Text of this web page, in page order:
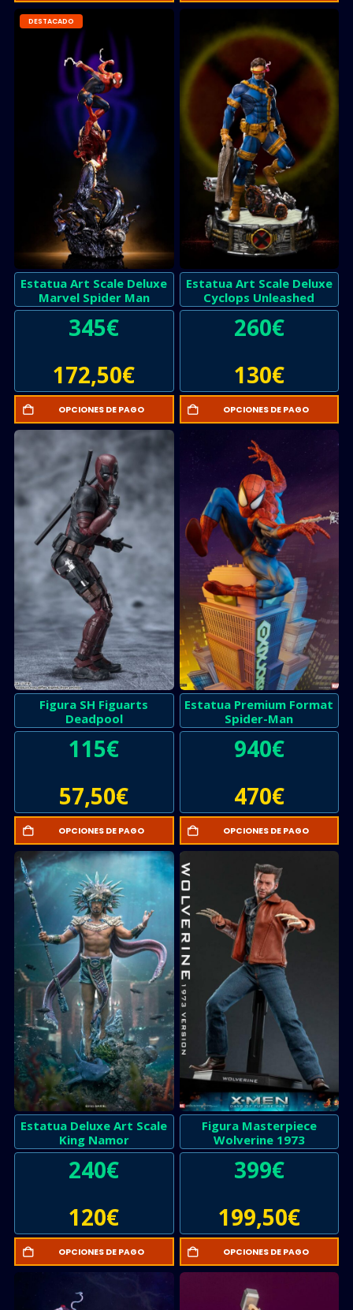
DESTACADO
Estatua Art Scale Deluxe
Marvel Spider Man
345€
172,50€
OPCIONES DE PAGO
Estatua Art Scale Deluxe
Cyclops Unleashed
260€
130€
OPCIONES DE PAGO
Figura SH Figuarts
Deadpool
115€
57,50€
OPCIONES DE PAGO
Estatua Premium Format
Spider-Man
940€
470€
OPCIONES DE PAGO
Estatua Deluxe Art Scale
King Namor
240€
120€
OPCIONES DE PAGO
Figura Masterpiece
Wolverine 1973
399€
199,50€
OPCIONES DE PAGO